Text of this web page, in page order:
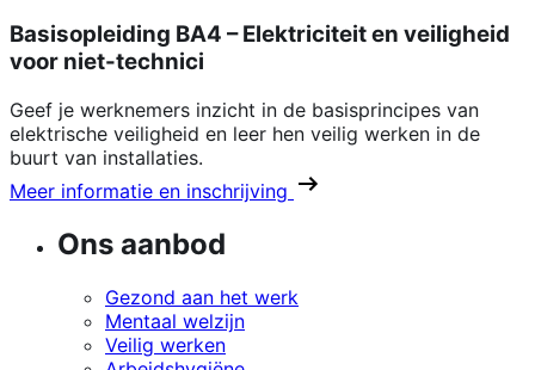
Basisopleiding BA4 – Elektriciteit en veiligheid
voor niet-technici
Geef je werknemers inzicht in de basisprincipes van
elektrische veiligheid en leer hen veilig werken in de
buurt van installaties.
Meer informatie en inschrijving
Ons aanbod
Gezond aan het werk
Mentaal welzijn
Veilig werken